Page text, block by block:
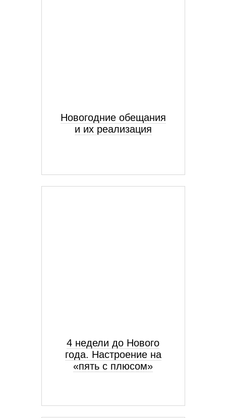
Новогодние обещания
и их реализация
4 недели до Нового
года. Настроение на
«пять с плюсом»